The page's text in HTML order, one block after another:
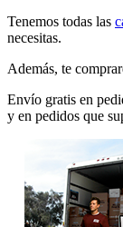
Tenemos todas las
necesitas.
Además, te
Envío gratis en
y en pedidos que